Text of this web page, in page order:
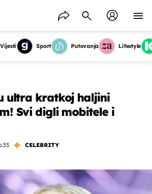
Vijesti Sport Putovanja Lifestyle
ultra kratkoj haljini
Svi digli mobitele i
CELEBRITY